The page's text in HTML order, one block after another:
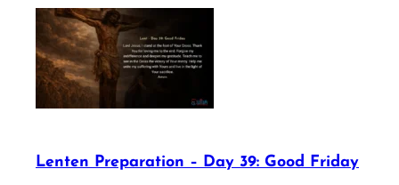
Lenten Preparation – Day 39: Good Friday